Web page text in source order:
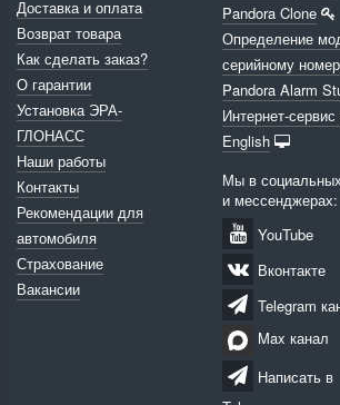
Доставка и оплата
Возврат товара
Как сделать заказ?
О гарантии
Установка ЭРА-
ГЛОНАСС
Наши работы
Контакты
Рекомендации для
автомобиля
Страхование
Вакансии
Pandora Clone
Определение
серийному
Pandora Alarm
Интернет-
English
Мы в
и мессенджерах:
YouTube
Вконтакте
Telegram
Max канал
Написать в